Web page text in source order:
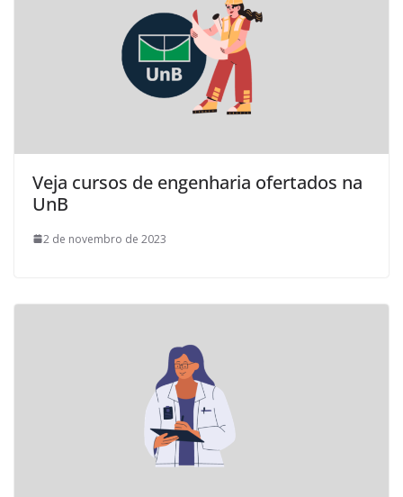
Veja cursos de engenharia ofertados na
UnB
2 de novembro de 2023